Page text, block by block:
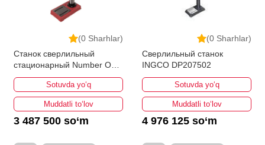
(0 Sharhlar)
Станок сверлильный
стационарный Number One
NBM1200
Sotuvda yo‘q
Muddatli to‘lov
3 487 500 so‘m
(0 Sharhlar)
Сверлильный станок
INGCO DP207502
Sotuvda yo‘q
Muddatli to‘lov
4 976 125 so‘m